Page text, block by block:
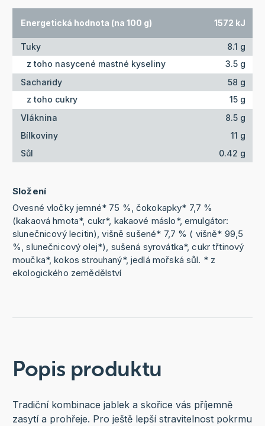
Energetická hodnota (na 100 g) 1572 kJ
Tuky
8.1 g
z toho nasycené mastné kyseliny
3.5 g
Sacharidy
58 g
z toho cukry
15 g
Vláknina
8.5 g
Bílkoviny
11 g
Sůl
0.42 g
Složení
Ovesné vločky jemné* 75 %, čokokapky* 7,7 %
(kakaová hmota*, cukr*, kakaové máslo*, emulgátor:
slunečnicový lecitin), višně sušené* 7,7 % ( višně* 99,5
%, slunečnicový olej*), sušená syrovátka*, cukr třtinový
moučka*, kokos strouhaný*, jedlá mořská sůl. * z
ekologického zemědělství
Popis produktu
Tradiční kombinace jablek a skořice vás příjemně
zasytí a prohřeje. Pro ještě lepší stravitelnost pokrmu